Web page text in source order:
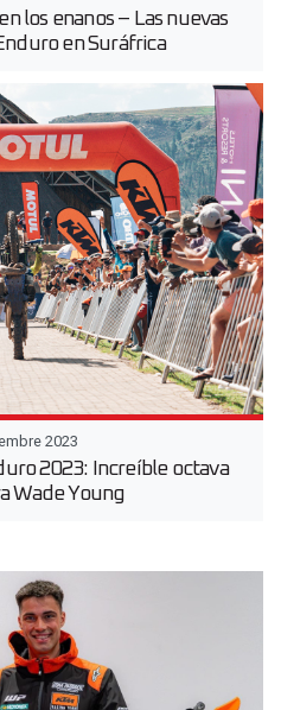
los enanos – Las nuevas
en Suráfrica
2023
2023: Increíble octava
Wade Young